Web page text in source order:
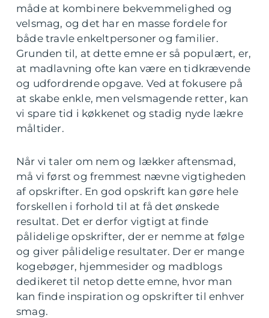
måde at kombinere bekvemmelighed og
velsmag, og det har en masse fordele for
både travle enkeltpersoner og familier.
Grunden til, at dette emne er så populært, er,
at madlavning ofte kan være en tidkrævende
og udfordrende opgave. Ved at fokusere på
at skabe enkle, men velsmagende retter, kan
vi spare tid i køkkenet og stadig nyde lækre
måltider.
Når vi taler om nem og lækker aftensmad,
må vi først og fremmest nævne vigtigheden
af opskrifter. En god opskrift kan gøre hele
forskellen i forhold til at få det ønskede
resultat. Det er derfor vigtigt at finde
pålidelige opskrifter, der er nemme at følge
og giver pålidelige resultater. Der er mange
kogebøger, hjemmesider og madblogs
dedikeret til netop dette emne, hvor man
kan finde inspiration og opskrifter til enhver
smag.